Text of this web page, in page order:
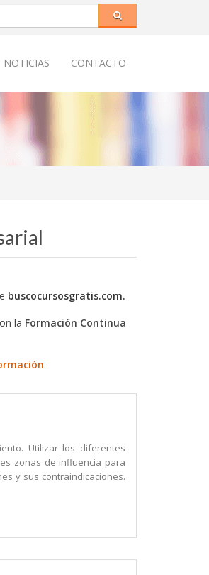
NOTICIAS CONTACTO
buscocursosgratis.com.
la Formación Continua
.
Utilizar los diferentes
zonas de influencia para
y sus contraindicaciones.